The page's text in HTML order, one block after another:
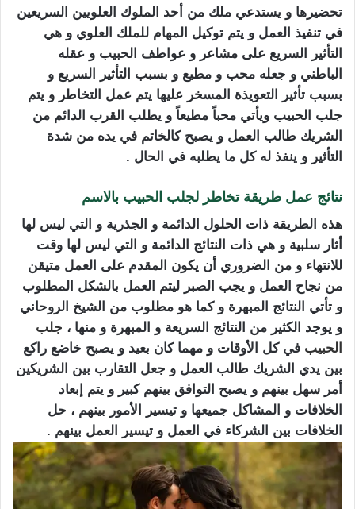
تحضيرها و يستدعي ملك من أحد الملوك العلويين السريعين
في تنفيذ العمل و يتم توكيل المهام للملك العلوي و هي
التأثير السريع على مشاعر و عواطف الحبيب و عقله
الباطني و جعله محب و مطيع و بسبب التأثير السريع و
بسبب تأثير التعويذة المسخر عليها يتم عمل التخاطر و يتم
جلب الحبيب ويأتي محباً مطيعاً و يطلب القرب الدائم من
الشريك طالب العمل و يصبح كالخاتم في يده من شدة
التأثير و ينفذ له كل ما يطلبه في الحال .
نتائج عمل طريقة تخاطر لجلب الحبيب بالاسم
هذه الطريقة ذات الحلول الدائمة و الجذرية و التي ليس لها
أثار سلبية و هي ذات النتائج الدائمة و التي ليس لها وقت
للانتهاء و من الضروري أن يكون المقدم على العمل متيقن
من نجاح العمل و يجب الصبر ليتم العمل بالشكل المطلوب
و تأتي النتائج المبهرة و كما هو مطلوب من الشيخ الروحاني
و يوجد الكثير من النتائج السريعة و المبهرة و منها ، جلب
الحبيب في كل الأوقات و مهما كان بعيد و يصبح خاضع راكع
بين يدي الشريك طالب العمل و جعل التقارب بين الشريكين
أمر سهل بينهم و يصبح التوافق بينهم كبير و يتم إبعاد
الخلافات و المشاكل جميعها و تيسير الأمور بينهم ، حل
الخلافات بين الشركاء في العمل و تيسير العمل بينهم .